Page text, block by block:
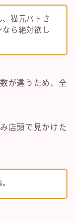
猫元パトさ
ら絶対欲し
が違うため、全
店頭で見かけた